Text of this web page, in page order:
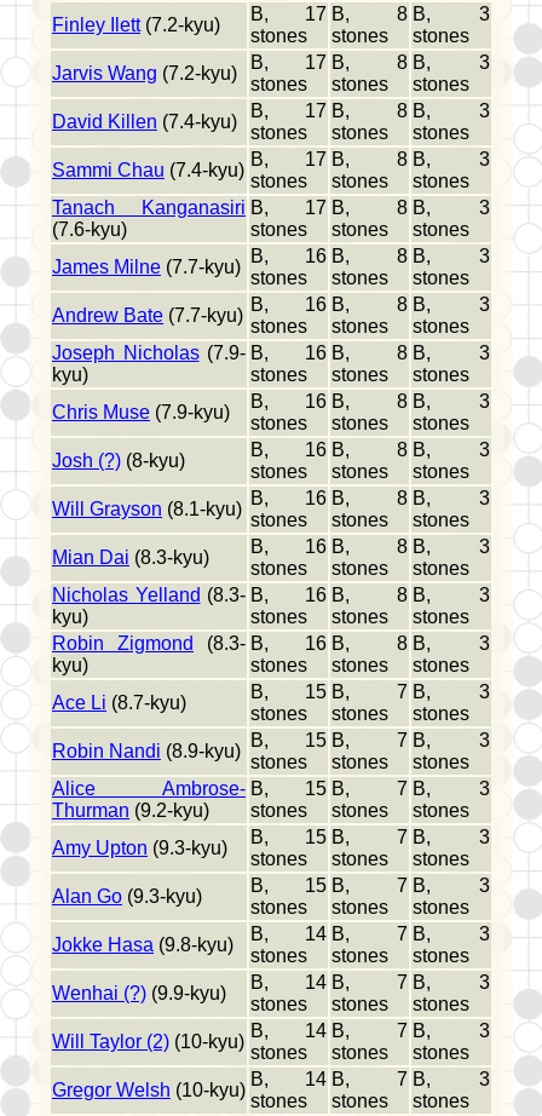
Finley Ilett(7.2-kyu)
B, 17
stones
B, 8
stones
B, 3
stones
Jarvis Wang (7.2-kyu)
B, 17
stones
B, 8
stones
B, 3
stones
David Killen (7.4-kyu)
B, 17
stones
B, 8
stones
B, 3
stones
Sammi Chau (7.4-kyu)
B, 17
stones
B, 8
stones
B, 3
stones
Tanach Kanganasiri
(7.6-kyu)
B, 17
stones
B, 8
stones
B, 3
stones
James Milne (7.7-kyu)
B, 16
stones
B, 8
stones
B, 3
stones
Andrew Bate (7.7-kyu)
B, 16
stones
B, 8
stones
B, 3
stones
Joseph Nicholas(7.9-
kyu)
B, 16
stones
B, 8
stones
B, 3
stones
Chris Muse (7.9-kyu)
B, 16
stones
B, 8
stones
B, 3
stones
Josh (?) (8-kyu)
B, 16
stones
B, 8
stones
B, 3
stones
Will Grayson (8.1-kyu)
B, 16
stones
B, 8
stones
B, 3
stones
Mian Dai (8.3-kyu)
B, 16
stones
B, 8
stones
B, 3
stones
Nicholas Yelland (8.3-
kyu)
B, 16
stones
B, 8
stones
B, 3
stones
Robin Zigmond
(8.3-
kyu)
B, 16
stones
B, 8
stones
B, 3
stones
Ace Li (8.7-kyu)
B, 15
stones
B, 7
stones
B, 3
stones
Robin Nandi (8.9-kyu)
B, 15
stones
B, 7
stones
B, 3
stones
Alice Ambrose-
Thurman (9.2-kyu)
B, 15
stones
B, 7
stones
B, 3
stones
Amy Upton (9.3-kyu)
B, 15
stones
B, 7
stones
B, 3
stones
Alan Go (9.3-kyu)
B, 15
stones
B, 7
stones
B, 3
stones
Jokke Hasa (9.8-kyu)
B, 14
stones
B, 7
stones
B, 3
stones
Wenhai (?) (9.9-kyu)
B, 14
stones
B, 7
stones
B, 3
stones
Will Taylor (2) (10-kyu)
B, 14
stones
B, 7
stones
B, 3
stones
Gregor Welsh (10-kyu)
B, 14
stones
B, 7
stones
B, 3
stones